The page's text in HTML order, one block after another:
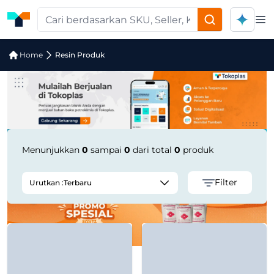
Home Resin Produk
Pencarian Produk "rABS Natural" di
Menunjukkan 0 sampai 0 dari total 0 produk
Urutkan :Terbaru Filter